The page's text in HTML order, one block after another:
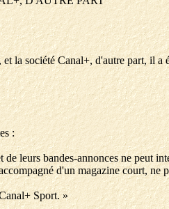
la société Canal+, d'autre part, il a
:
leurs bandes-annonces ne peut
d'un magazine court,
Sport. »